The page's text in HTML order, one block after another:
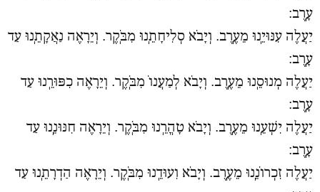
עָֽרֶב:
יַעֲלֶה עִנּוּיֵֽנוּ מֵעֶֽרֶב. וְיָבֹא סְלִיחָתֵֽנוּ מִבֹּֽקֶר. וְיֵרָאֶה נַאֲקָתֵֽנוּ עַד
עָֽרֶב:
יַעֲלֶה מְנוּסֵֽנוּ מֵעֶֽרֶב. וְיָבֹא לְמַעֲנוֹ מִבֹּֽקֶר. וְיֵרָאֶה כִפּוּרֵֽנוּ עַד
עָֽרֶב:
יַעֲלֶה יִשְׁעֵֽנוּ מֵעֶֽרֶב. וְיָבֹא טָהֳרֵֽנוּ מִבֹּֽקֶר. וְיֵרָאֶה חִנּוּנֵֽנוּ עַד
עָֽרֶב:
יַעֲלֶה זִכְרוֹנֵֽנוּ מֵעֶֽרֶב. וְיָבֹא וִעוּדֵֽנוּ מִבֹּֽקֶר. וְיֵרָאֶה הַדְרָתֵֽנוּ עַד